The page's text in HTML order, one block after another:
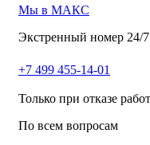
Мы в МАКС
Экстренный номер 24/7
+7 499 455-14-01
Только при отказе
По всем вопросам